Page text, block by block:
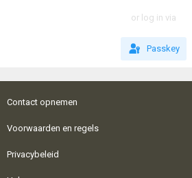
or log in via
Passkey
Contact opnemen
Voorwaarden en regels
Privacybeleid